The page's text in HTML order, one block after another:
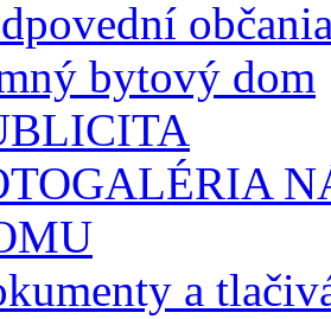
bytový dom
a